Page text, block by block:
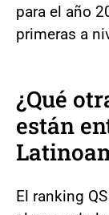
para el año
primeras a
¿Qué
están
El ranking